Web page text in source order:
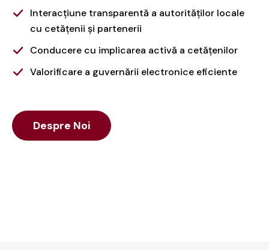
Interacțiune transparentă a autorităților locale
cu cetățenii și partenerii
Conducere cu implicarea activă a cetățenilor
Valorificare a guvernării electronice eficiente
Despre Noi